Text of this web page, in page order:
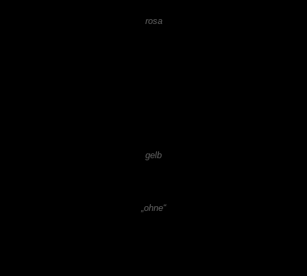
rosa
gelb
„ohne“